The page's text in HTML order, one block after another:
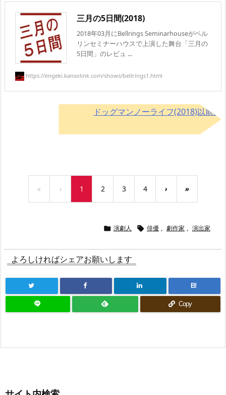
三月の5日間(2018)
2018年03月にBellrings Seminarhouseがベル
リンセミナーハウスで上演した舞台「三月の
5日間」のレビュ ...
https://engeki.kansolink.com/shows/bellrings1.html
ドッグマンノーライフ(2018)以前は
« ‹ 1 2 3 4 › »
 演劇人  俳優 , 劇作家 , 演出家
よろしければシェアお願いします
B!
Copy